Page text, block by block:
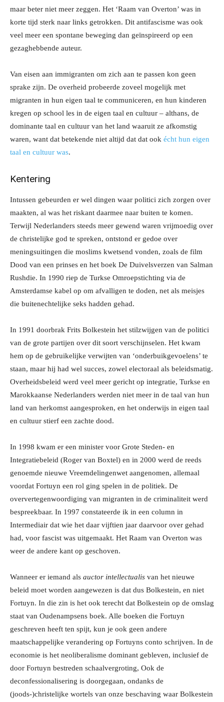
maar beter niet meer zeggen. Het ‘Raam van Overton’ was in
korte tijd sterk naar links getrokken. Dit antifascisme was ook
veel meer een spontane beweging dan geïnspireerd op een
gezaghebbende auteur.
Van eisen aan immigranten om zich aan te passen kon geen
sprake zijn. De overheid probeerde zoveel mogelijk met
migranten in hun eigen taal te communiceren, en hun kinderen
kregen op school les in de eigen taal en cultuur – althans, de
dominante taal en cultuur van het land waaruit ze afkomstig
waren, want dat betekende niet altijd dat dat ook écht hun eigen
taal en cultuur was.
Kentering
Intussen gebeurden er wel dingen waar politici zich zorgen over
maakten, al was het riskant daarmee naar buiten te komen.
Terwijl Nederlanders steeds meer gewend waren vrijmoedig over
de christelijke god te spreken, ontstond er gedoe over
meningsuitingen die moslims kwetsend vonden, zoals de film
Dood van een prinses en het boek De Duivelsverzen van Salman
Rushdie. In 1990 riep de Turkse Omroepstichting via de
Amsterdamse kabel op om afvalligen te doden, net als meisjes
die buitenechtelijke seks hadden gehad.
In 1991 doorbrak Frits Bolkestein het stilzwijgen van de politici
van de grote partijen over dit soort verschijnselen. Het kwam
hem op de gebruikelijke verwijten van ‘onderbuikgevoelens’ te
staan, maar hij had wel succes, zowel electoraal als beleidsmatig.
Overheidsbeleid werd veel meer gericht op integratie, Turkse en
Marokkaanse Nederlanders werden niet meer in de taal van hun
land van herkomst aangesproken, en het onderwijs in eigen taal
en cultuur stierf een zachte dood.
In 1998 kwam er een minister voor Grote Steden- en
Integratiebeleid (Roger van Boxtel) en in 2000 werd de reeds
genoemde nieuwe Vreemdelingenwet aangenomen, allemaal
voordat Fortuyn een rol ging spelen in de politiek. De
oververtegenwoordiging van migranten in de criminaliteit werd
bespreekbaar. In 1997 constateerde ik in een column in
Intermediair dat wie het daar vijftien jaar daarvoor over gehad
had, voor fascist was uitgemaakt. Het Raam van Overton was
weer de andere kant op geschoven.
Wanneer er iemand als auctor intellectualis van het nieuwe
beleid moet worden aangewezen is dat dus Bolkestein, en niet
Fortuyn. In die zin is het ook terecht dat Bolkestein op de omslag
staat van Oudenampsens boek. Alle boeken die Fortuyn
geschreven heeft ten spijt, kun je ook geen andere
maatschappelijke verandering op Fortuyns conto schrijven. In de
economie is het neoliberalisme dominant gebleven, inclusief de
door Fortuyn bestreden schaalvergroting, Ook de
deconfessionalisering is doorgegaan, ondanks de
(joods-)christelijke wortels van onze beschaving waar Bolkestein